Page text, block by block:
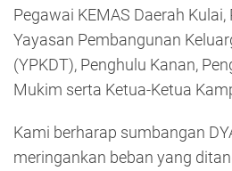
Pegawai KEMAS Daerah
Yayasan Pembangunan
(YPKDT), Penghulu Kanan,
Mukim serta Ketua-Ketua
Kami berharap sumbangan
meringankan beban yang